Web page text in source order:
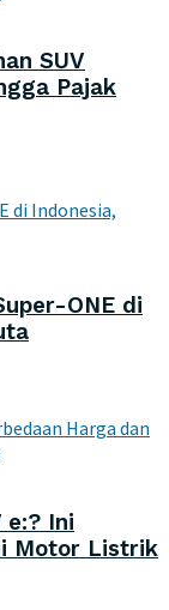
SUV
Pajak
ONE di
e:? Ini
Motor Listrik